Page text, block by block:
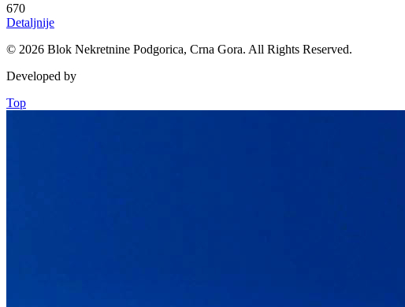
670
Detaljnije
© 2026 Blok Nekretnine Podgorica, Crna Gora. All Rights Reserved.
Developed by
Top